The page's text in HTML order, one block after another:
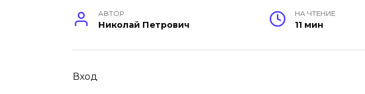
АВТОР
Николай Петрович
НА ЧТЕНИЕ
11 мин
Вход